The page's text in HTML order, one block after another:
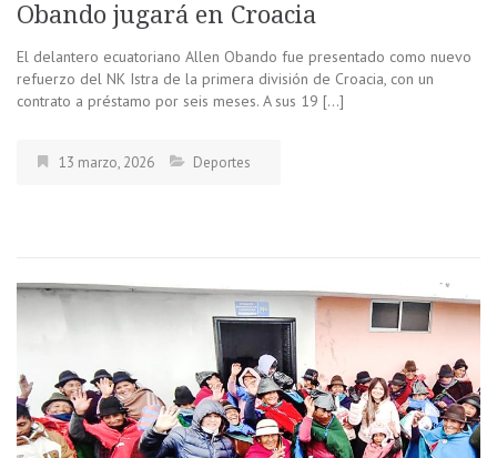
Obando jugará en Croacia
El delantero ecuatoriano Allen Obando fue presentado como nuevo
refuerzo del NK Istra de la primera división de Croacia, con un
contrato a préstamo por seis meses. A sus 19 […]
13 marzo, 2026 Deportes